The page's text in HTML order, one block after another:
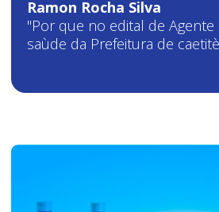
Ramon Rocha Silva
"Por que no edital de
saùde da Prefeitura de caetitè